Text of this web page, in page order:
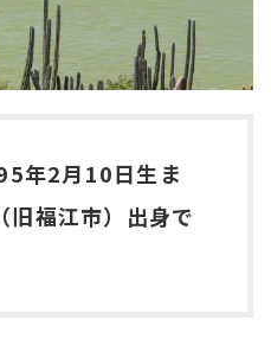
年2月10日生ま
旧福江市）出身で